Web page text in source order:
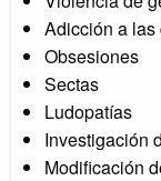
Adicción a las
Obsesiones
Sectas
Ludopatías
Investigación
Modificación